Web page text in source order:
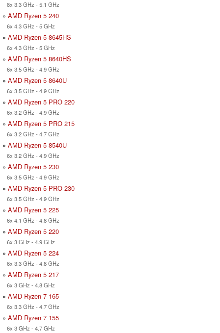
8x 3.3 GHz - 5.1 GHz
» AMD Ryzen 5 240
6x 4.3 GHz - 5 GHz
» AMD Ryzen 5 8645HS
6x 4.3 GHz - 5 GHz
» AMD Ryzen 5 8640HS
6x 3.5 GHz - 4.9 GHz
» AMD Ryzen 5 8640U
6x 3.5 GHz - 4.9 GHz
» AMD Ryzen 5 PRO 220
6x 3.2 GHz - 4.9 GHz
» AMD Ryzen 5 PRO 215
6x 3.2 GHz - 4.7 GHz
» AMD Ryzen 5 8540U
6x 3.2 GHz - 4.9 GHz
» AMD Ryzen 5 230
6x 3.5 GHz - 4.9 GHz
» AMD Ryzen 5 PRO 230
6x 3.5 GHz - 4.9 GHz
» AMD Ryzen 5 225
6x 4.1 GHz - 4.8 GHz
» AMD Ryzen 5 220
6x 3 GHz - 4.9 GHz
» AMD Ryzen 5 224
6x 3.3 GHz - 4.8 GHz
» AMD Ryzen 5 217
6x 3 GHz - 4.8 GHz
» AMD Ryzen 7 165
6x 3.3 GHz - 4.7 GHz
» AMD Ryzen 7 155
6x 3 GHz - 4.7 GHz